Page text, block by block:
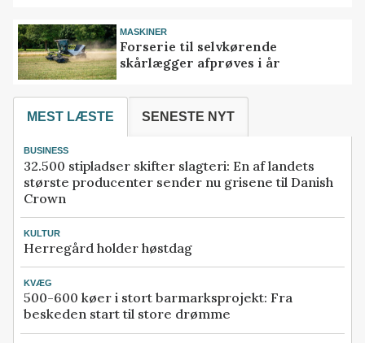
MASKINER
Forserie til selvkørende
skårlægger afprøves i år
MEST LÆSTE SENESTE NYT
BUSINESS
32.500 stipladser skifter slagteri: En af landets
største producenter sender nu grisene til Danish
Crown
KULTUR
Herregård holder høstdag
KVÆG
500-600 køer i stort barmarksprojekt: Fra
beskeden start til store drømme